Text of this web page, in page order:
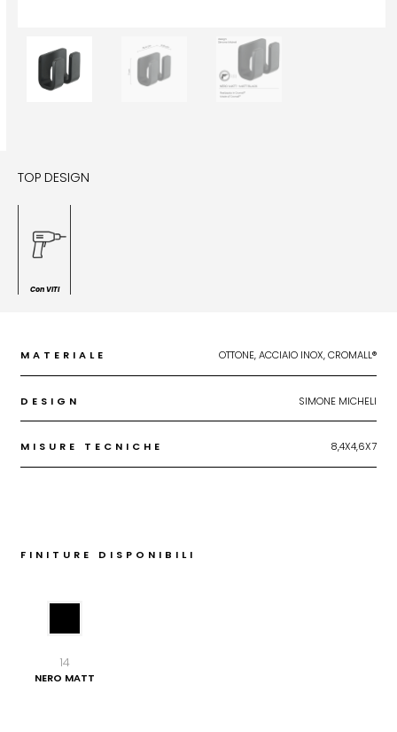
TOP DESIGN
Con VITI
MATERIALE OTTONE, ACCIAIO INOX, CROMALL®
DESIGN SIMONE MICHELI
MISURE TECNICHE 8,4X4,6X7
FINITURE DISPONIBILI
14
NERO MATT